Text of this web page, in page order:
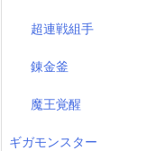
超連戦組手
錬金釜
魔王覚醒
ギガモンスター